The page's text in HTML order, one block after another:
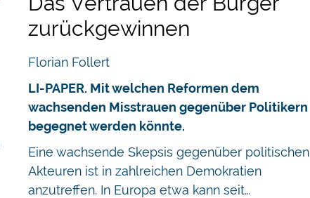
zurückgewinnen
Florian Follert
LI-PAPER. Mit welchen Reformen dem
wachsenden Misstrauen gegenüber Politikern
begegnet werden könnte.
Eine wachsende Skepsis gegenüber politischen
Akteuren ist in zahlreichen Demokratien
anzutreffen. In Europa etwa kann seit…